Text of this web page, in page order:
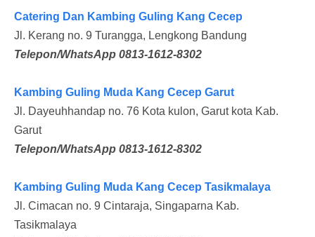
Catering Dan Kambing Guling Kang Cecep
Jl. Kerang no. 9 Turangga, Lengkong Bandung
Telepon/WhatsApp 0813-1612-8302
Kambing Guling Muda Kang Cecep Garut
Jl. Dayeuhhandap no. 76 Kota kulon, Garut kota Kab.
Garut
Telepon/WhatsApp 0813-1612-8302
Kambing Guling Muda Kang Cecep Tasikmalaya
Jl. Cimacan no. 9 Cintaraja, Singaparna Kab.
Tasikmalaya